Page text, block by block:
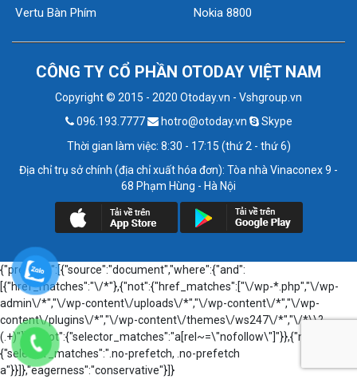
Vertu Bàn Phím Nokia 8800
CÔNG TY CỔ PHẦN OTODAY VIỆT NAM
Copyright © 2015 - 2020 Otoday.vn - Vshgroup.vn
096.193.7777
hotro@otoday.vn
Skype
Thời gian làm việc: 8:30 - 17:15 (thứ 2 - thứ 6)
Địa chỉ trụ sở chính (địa chỉ xuất hóa đơn): Tòa nhà Vinaconex 9 -
68 Phạm Hùng - Hà Nội
{"prefetch":[{"source":"document","where":{"and":
[{"href_matches":"\/*"},{"not":{"href_matches":["\/wp-*.php","\/wp-
admin\/*","\/wp-content\/uploads\/*","\/wp-content\/*","\/wp-
content\/plugins\/*","\/wp-content\/themes\/ws247\/*","\/*\\?
(.+)"]}},{"not":{"selector_matches":"a[rel~=\"nofollow\"]"}},{"not":
{"selector_matches":".no-prefetch, .no-prefetch
a"}}]},"eagerness":"conservative"}]}